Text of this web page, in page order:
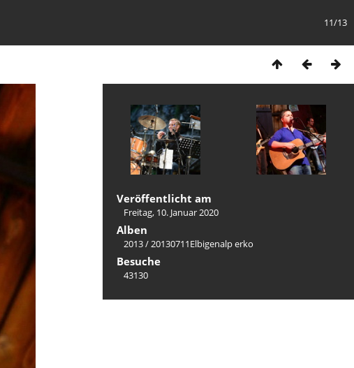
11/13
Veröffentlicht am
Freitag, 10. Januar 2020
Alben
2013/20130711Elbigenalp erko
Besuche
43130